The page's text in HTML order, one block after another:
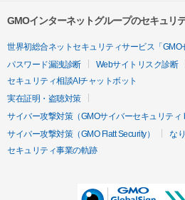
GMOインターネットグループのセキュリ
世界初総合ネットセキュリティサービス「GMO
パスワード漏洩診断
Webサイトリスク診断
セキュリティ相談AIチャットボット
実在証明・盗聴対策
サイバー攻撃対策（GMOサイバーセキュリティ
サイバー攻撃対策（GMO Flatt Security）
な
セキュリティ事業の軌跡